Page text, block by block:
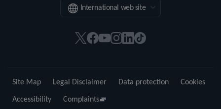
International web site
This
in
a
This
in
a
ThisThis
in
This
in
Link
Site Map Legal Disclaimer Data protection
Cookies
Accessibility
Complaints